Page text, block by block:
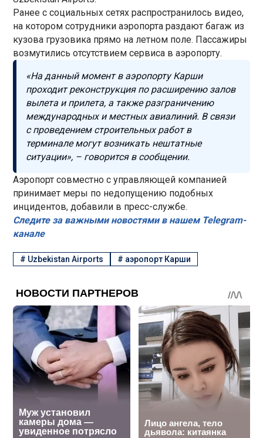
Ранее с социальных сетях распространилось видео,
на котором сотрудники аэропорта раздают багаж из
кузова грузовика прямо на летном поле. Пассажиры
возмутились отсутствием сервиса в аэропорту.
«На данный момент в аэропорту Карши
проходит реконструкция по расширению залов
вылета и прилета, а также разграничению
международных и местных авиалиний. В связи
с проведением строительных работ в
терминале могут возникать нештатные
ситуации», – говорится в сообщении.
Аэропорт совместно с управляющей компанией
принимает меры по недопущению подобных
инцидентов, добавили в пресс-службе.
Следите за важными новостями в нашем Telegram-
канале
# Uzbekistan Airports # аэропорт Карши